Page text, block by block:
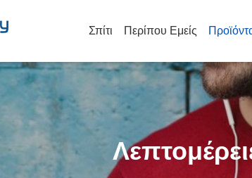
Σπίτι Περίπου Εμείς